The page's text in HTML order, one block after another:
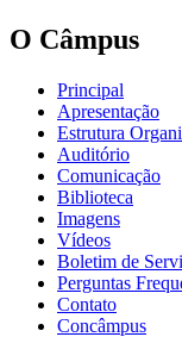
O Câmpus
Principal
Apresentação
Estrutura
Auditório
Comunicação
Biblioteca
Imagens
Vídeos
Boletim de
Perguntas
Contato
Concâmpus